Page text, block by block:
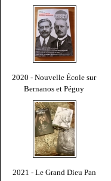
2020 - Nouvelle École sur
Bernanos et Péguy
2021 - Le Grand Dieu Pan